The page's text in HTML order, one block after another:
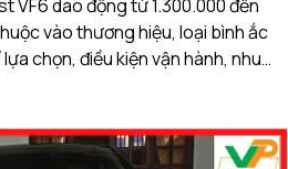
VF6 dao động từ 1.300.000 đến
vào thương hiệu, loại bình ắc
chọn, điều kiện vận hành, nhu